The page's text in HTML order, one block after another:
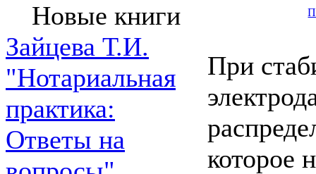
Новые книги
Зайцева Т.И.
"Нотариальная
практика:
Ответы на
При
которое